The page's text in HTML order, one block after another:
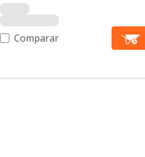
Comparar